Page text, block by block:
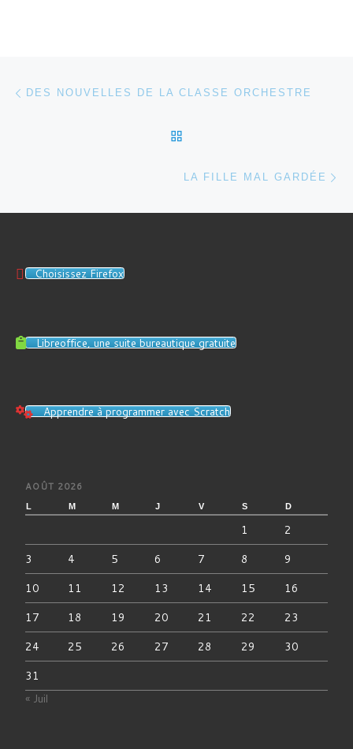
Parcourir les articles
DES NOUVELLES DE LA CLASSE ORCHESTRE
LA FILLE MAL GARDÉE
Choisissez Firefox
Libreoffice, une suite bureautique gratuite
Apprendre à programmer avec Scratch
AOÛT 2026
L M M J V S D
1
2
3
4 5 6 7 8
9
10
11 12 13 14 15
16
17
18 19 20 21 22
23
24
25 26 27 28 29
30
31
« Juil